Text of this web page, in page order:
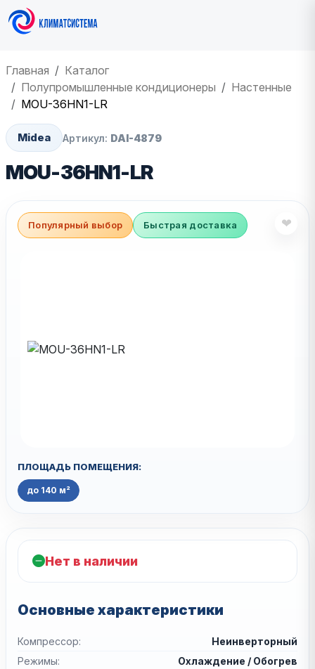
Главная
Каталог
Полупромышленные кондиционеры
Настенные
MOU-36HN1-LR
Midea Артикул: DAI-4879
MOU-36HN1-LR
Популярный выбор Быстрая доставка ❤
ПЛОЩАДЬ ПОМЕЩЕНИЯ:
до 140 м²
Нет в наличии
Основные характеристики
Компрессор:
Неинверторный
Режимы:
Охлаждение / Обогрев